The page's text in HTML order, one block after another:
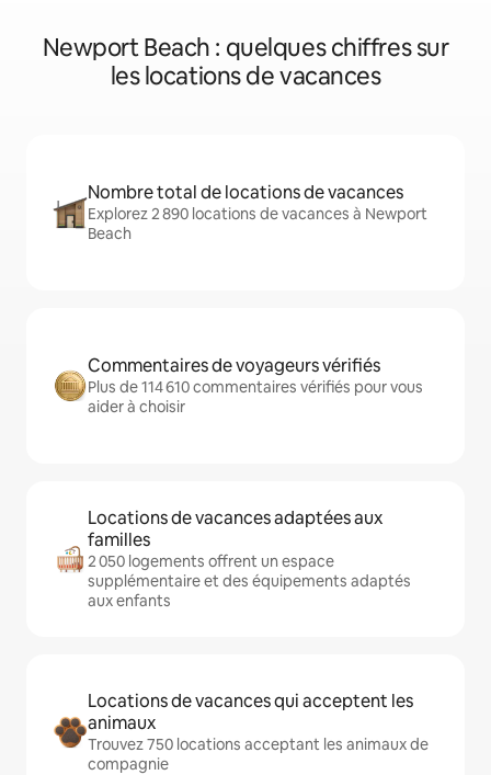
Newport Beach : quelques chiffres sur
les locations de vacances
Nombre total de locations de vacances
Explorez 2 890 locations de vacances à Newport
Beach
Commentaires de voyageurs vérifiés
Plus de 114 610 commentaires vérifiés pour vous
aider à choisir
Locations de vacances adaptées aux
familles
2 050 logements offrent un espace
supplémentaire et des équipements adaptés
aux enfants
Locations de vacances qui acceptent les
animaux
Trouvez 750 locations acceptant les animaux de
compagnie